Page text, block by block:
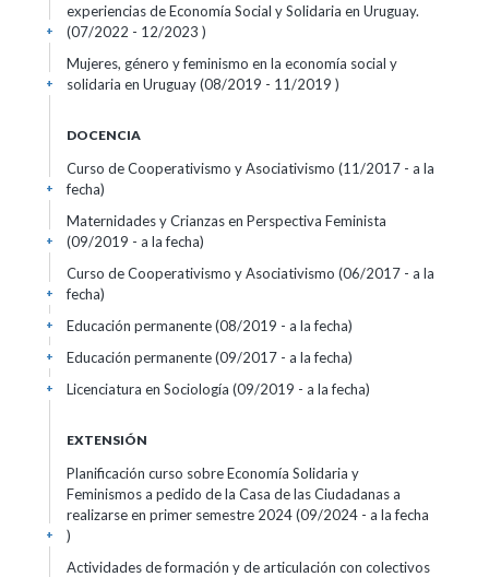
experiencias de Economía Social y Solidaria en Uruguay.
(07/2022 - 12/2023 )
+
Mujeres, género y feminismo en la economía social y
solidaria en Uruguay (08/2019 - 11/2019 )
+
DOCENCIA
Curso de Cooperativismo y Asociativismo (11/2017 - a la
fecha)
+
Maternidades y Crianzas en Perspectiva Feminista
(09/2019 - a la fecha)
+
Curso de Cooperativismo y Asociativismo (06/2017 - a la
fecha)
+
Educación permanente (08/2019 - a la fecha)
+
Educación permanente (09/2017 - a la fecha)
+
Licenciatura en Sociología (09/2019 - a la fecha)
+
EXTENSIÓN
Planificación curso sobre Economía Solidaria y
Feminismos a pedido de la Casa de las Ciudadanas a
realizarse en primer semestre 2024 (09/2024 - a la fecha
)
+
Actividades de formación y de articulación con colectivos